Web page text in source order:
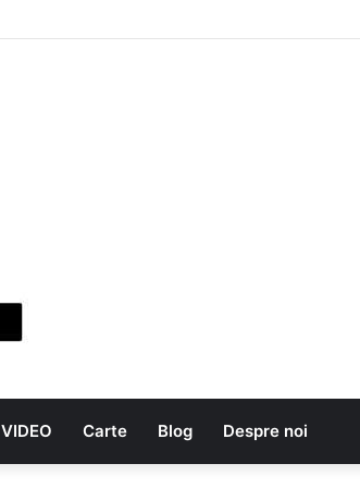
VIDEO Carte Blog Despre noi